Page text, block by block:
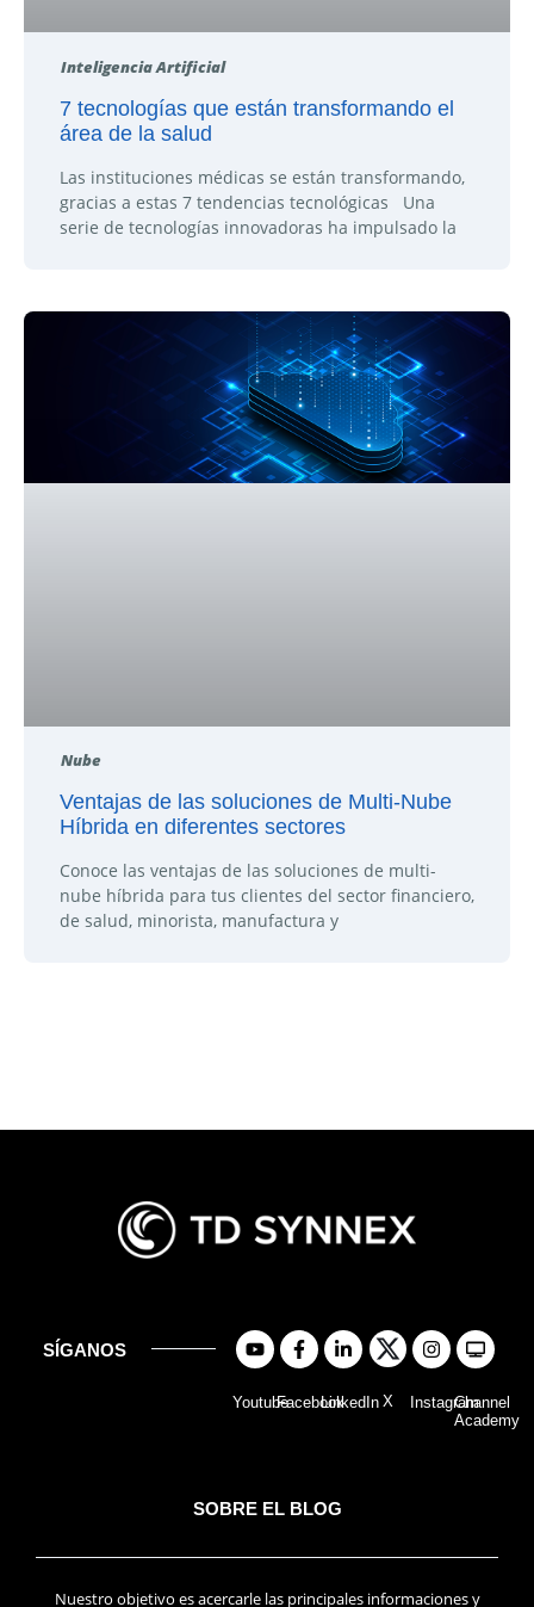
Inteligencia Artificial
7 tecnologías que están transformando el
área de la salud
Las instituciones médicas se están transformando,
gracias a estas 7 tendencias tecnológicas Una
serie de tecnologías innovadoras ha impulsado la
Nube
Ventajas de las soluciones de Multi-Nube
Híbrida en diferentes sectores
Conoce las ventajas de las soluciones de multi-
nube híbrida para tus clientes del sector financiero,
de salud, minorista, manufactura y
SÍGANOS
YoutubeFacebookLinkedIn X InstagramChannel
Academy
SOBRE EL BLOG
Nuestro objetivo es acercarle las principales informaciones y